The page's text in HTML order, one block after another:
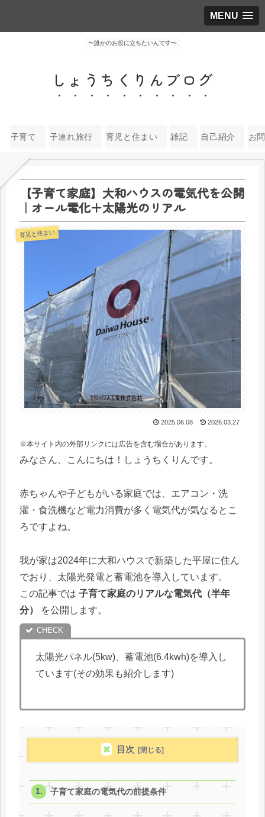
MENU
〜誰かのお役に立ちたいんです〜
しょうちくりんブログ
子育て 子連れ旅行 育児と住まい 雑記 自己紹介 お
【子育て家庭】大和ハウスの電気代を公開
｜オール電化＋太陽光のリアル
育児と住まい
2025.06.08 2026.03.27
※本サイト内の外部リンクには広告を含む場合があります。
みなさん、こんにちは！しょうちくりんです。
赤ちゃんや子どもがいる家庭では、エアコン・洗
濯・食洗機など電力消費が多く電気代が気なるとこ
ろですよね。
我が家は2024年に大和ハウスで新築した平屋に住ん
でおり、太陽光発電と蓄電池を導入しています。
この記事では 子育て家庭のリアルな電気代（半年
分）
を公開します。
太陽光パネル(5kw)、蓄電池(6.4kwh)を導入し
ています(その効果も紹介します)
目次
子育て家庭の電気代の前提条件